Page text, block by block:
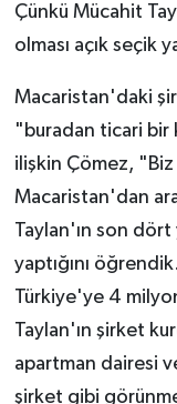
Çünkü Mücahit
olması açık seçik
Macaristan'daki
"buradan ticari bir
ilişkin Çömez,
Macaristan'dan
Taylan'ın son dört
yaptığını
Türkiye'ye 4
Taylan'ın şirket
apartman dairesi
şirket gibi